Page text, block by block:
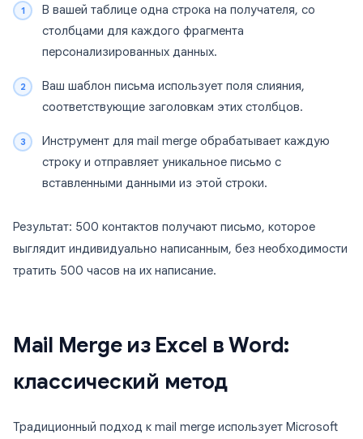
В вашей таблице одна строка на получателя, со
столбцами для каждого фрагмента
персонализированных данных.
Ваш шаблон письма использует поля слияния,
соответствующие заголовкам этих столбцов.
Инструмент для mail merge обрабатывает каждую
строку и отправляет уникальное письмо с
вставленными данными из этой строки.
Результат: 500 контактов получают письмо, которое
выглядит индивидуально написанным, без необходимости
тратить 500 часов на их написание.
Mail Merge из Excel в Word:
классический метод
Традиционный подход к mail merge использует Microsoft